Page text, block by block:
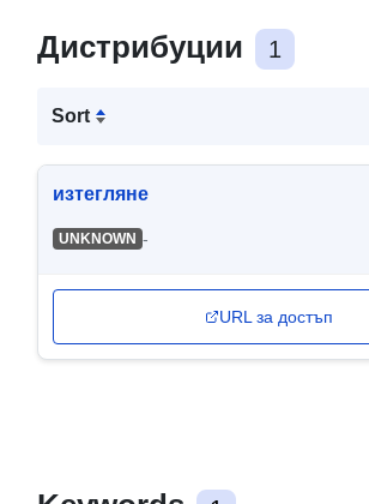
Дистрибуции 1
Sort
изтегляне
UNKNOWN -
URL за достъп